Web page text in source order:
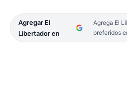
Agregar El
Libertador en
Agrega El
preferidos